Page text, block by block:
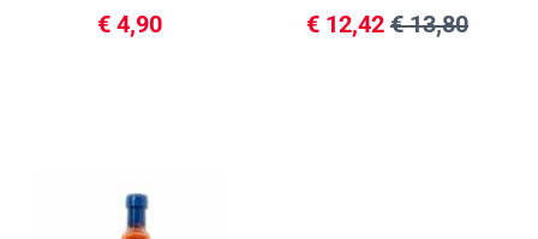
omáčka
€4,90
omáčka 1L
€ 12,42 €13,80